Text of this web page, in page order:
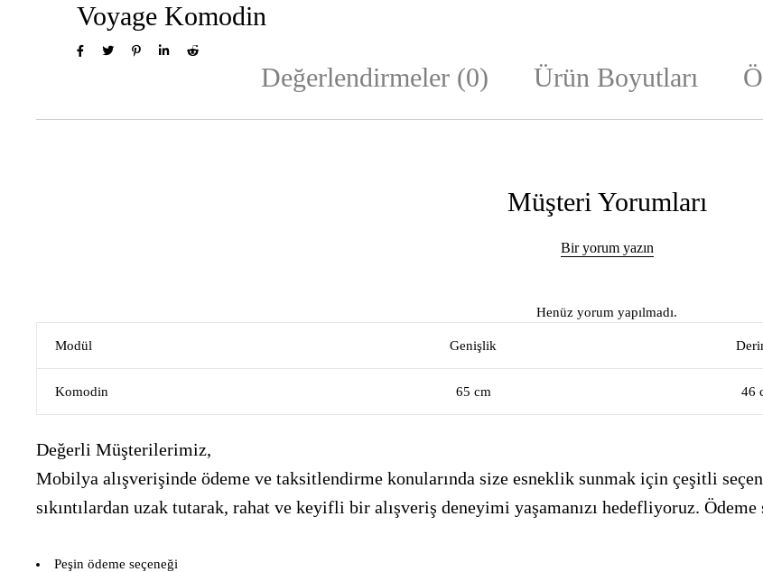
Voyage Komodin
Değerlendirmeler (0) Ürün Boyutları
Müşteri Yorumları
Bir yorum yazın
Henüz yorum yapılmadı.
Modül Genişlik
Komodin 65 cm 46
Değerli Müşterilerimiz,
Mobilya alışverişinde ödeme ve taksitlendirme konularında size esneklik sunmak için çeşitli
sıkıntılardan uzak tutarak, rahat ve keyifli bir alışveriş deneyimi yaşamanızı hedefliyoruz.
Peşin ödeme seçeneği